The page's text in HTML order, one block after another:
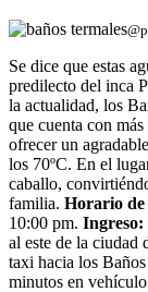
Se dice que estas
predilecto del inca
la actualidad, los
que cuenta con
ofrecer un
los 70ºC. En el
caballo,
familia. Horario de
10:00 pm. Ingreso:
al este de la ciudad
taxi hacia los
minutos en